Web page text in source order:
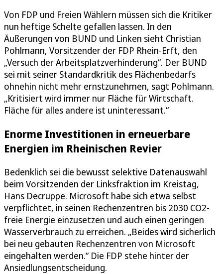
Von FDP und Freien Wählern müssen sich die Kritiker
nun heftige Schelte gefallen lassen. In den
Äußerungen von BUND und Linken sieht Christian
Pohlmann, Vorsitzender der FDP Rhein-Erft, den
„Versuch der Arbeitsplatzverhinderung“. Der BUND
sei mit seiner Standardkritik des Flächenbedarfs
ohnehin nicht mehr ernstzunehmen, sagt Pohlmann.
„Kritisiert wird immer nur Fläche für Wirtschaft.
Fläche für alles andere ist uninteressant.“
Enorme Investitionen in erneuerbare
Energien im Rheinischen Revier
Bedenklich sei die bewusst selektive Datenauswahl
beim Vorsitzenden der Linksfraktion im Kreistag,
Hans Decruppe. Microsoft habe sich etwa selbst
verpflichtet, in seinen Rechenzentren bis 2030 CO2-
freie Energie einzusetzen und auch einen geringen
Wasserverbrauch zu erreichen. „Beides wird sicherlich
bei neu gebauten Rechenzentren von Microsoft
eingehalten werden.“ Die FDP stehe hinter der
Ansiedlungsentscheidung.